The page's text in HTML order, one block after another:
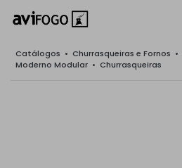
Catálogos • Churrasqueiras e Fornos •
Moderno Modular • Churrasqueiras